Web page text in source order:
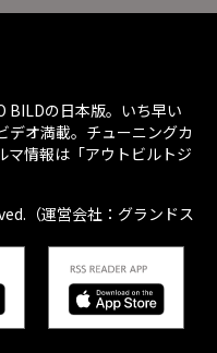
BILDの日本版。いち早い
デオ満載。チューニングカ
マ情報は「アウトビルトジ
（運営会社：グランドス